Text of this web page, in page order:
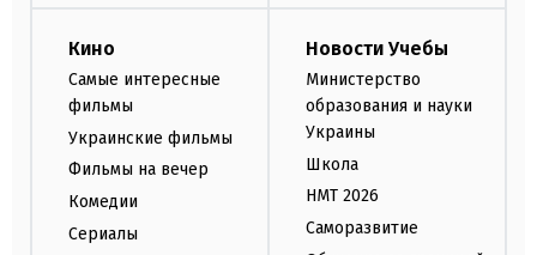
Кино
Самые интересные
фильмы
Украинские фильмы
Фильмы на вечер
Комедии
Сериалы
Новости Учебы
Министерство
образования и науки
Украины
Школа
НМТ 2026
Саморазвитие